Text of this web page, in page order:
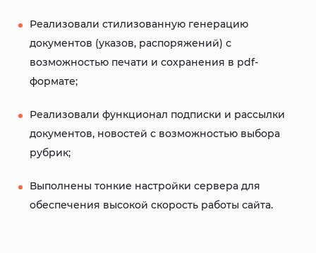
Реализовали стилизованную генерацию
документов (указов, распоряжений) с
возможностью печати и сохранения в pdf-
формате;
Реализовали функционал подписки и рассылки
документов, новостей с возможностью выбора
рубрик;
Выполнены тонкие настройки сервера для
обеспечения высокой скорость работы сайта.